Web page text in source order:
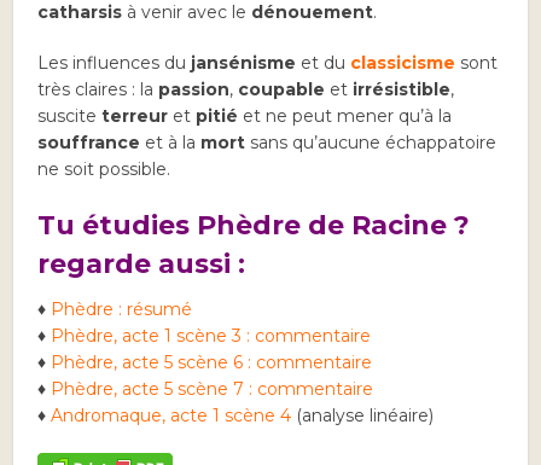
catharsis à venir avec le dénouement.
Les influences du jansénisme et du classicisme sont
très claires : la passion, coupable et irrésistible,
susciteterreur et pitié et ne peut mener qu’à la
souffrance et à la mort sans qu’aucune échappatoire
ne soit possible.
Tu étudies Phèdre de Racine ?
regarde aussi :
♦ Phèdre : résumé
♦ Phèdre, acte 1 scène 3 : commentaire
♦ Phèdre, acte 5 scène 6 : commentaire
♦ Phèdre, acte 5 scène 7 : commentaire
♦Andromaque, acte 1 scène 4 (analyse linéaire)